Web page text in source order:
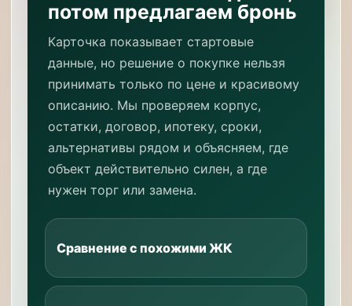
потом предлагаем бронь
Карточка показывает стартовые
данные, но решение о покупке нельзя
принимать только по цене и красивому
описанию. Мы проверяем корпус,
остатки, договор, ипотеку, сроки,
альтернативы рядом и объясняем, где
объект действительно силен, а где
нужен торг или замена.
Сравнение с похожими ЖК